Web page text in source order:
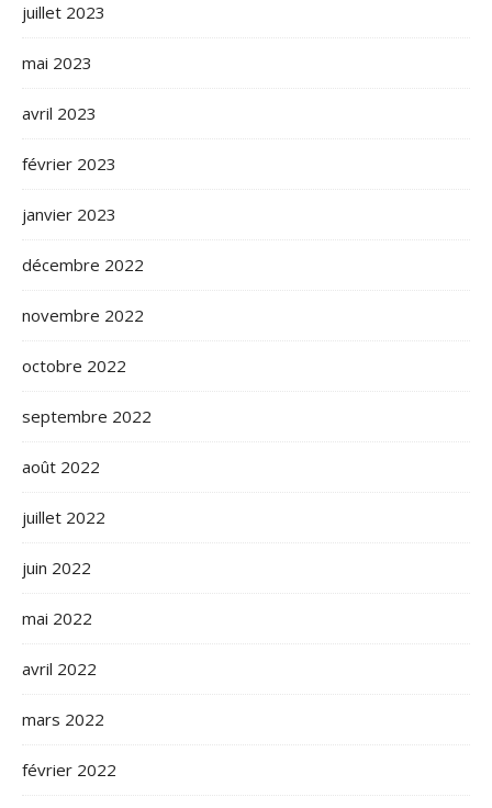
juillet 2023
mai 2023
avril 2023
février 2023
janvier 2023
décembre 2022
novembre 2022
octobre 2022
septembre 2022
août 2022
juillet 2022
juin 2022
mai 2022
avril 2022
mars 2022
février 2022